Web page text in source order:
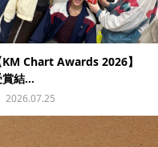
KM Chart Awards 2026】
結...
2026.07.25